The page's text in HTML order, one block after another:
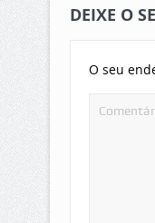
DEIXE O
O seu